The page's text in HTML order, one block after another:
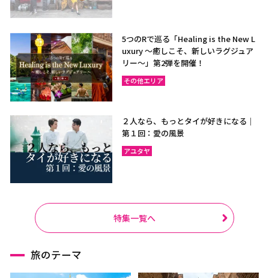
5つのRで巡る「Healing is the New L
uxury ～癒しこそ、新しいラグジュア
リー〜」第2弾を開催！
その他エリア
２人なら、もっとタイが好きになる｜
第１回：愛の風景
アユタヤ
特集一覧へ
旅のテーマ